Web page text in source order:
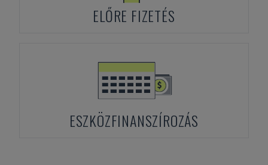
ELŐRE FIZETÉS
ESZKÖZFINANSZÍROZÁS